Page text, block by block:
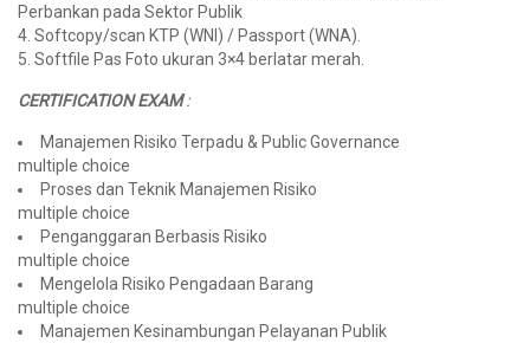
Perbankan pada Sektor Publik
4. Softcopy/scan KTP (WNI) / Passport (WNA).
5. Softfile Pas Foto ukuran 3×4 berlatar merah.
CERTIFICATION EXAM:
Manajemen Risiko Terpadu & Public Governance
multiple choice
Proses dan Teknik Manajemen Risiko
multiple choice
Penganggaran Berbasis Risiko
multiple choice
Mengelola Risiko Pengadaan Barang
multiple choice
Manajemen Kesinambungan Pelayanan Publik